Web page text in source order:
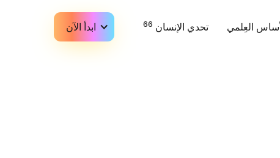
العِلمي تحدي الإنسان 66 ابدأ الآن